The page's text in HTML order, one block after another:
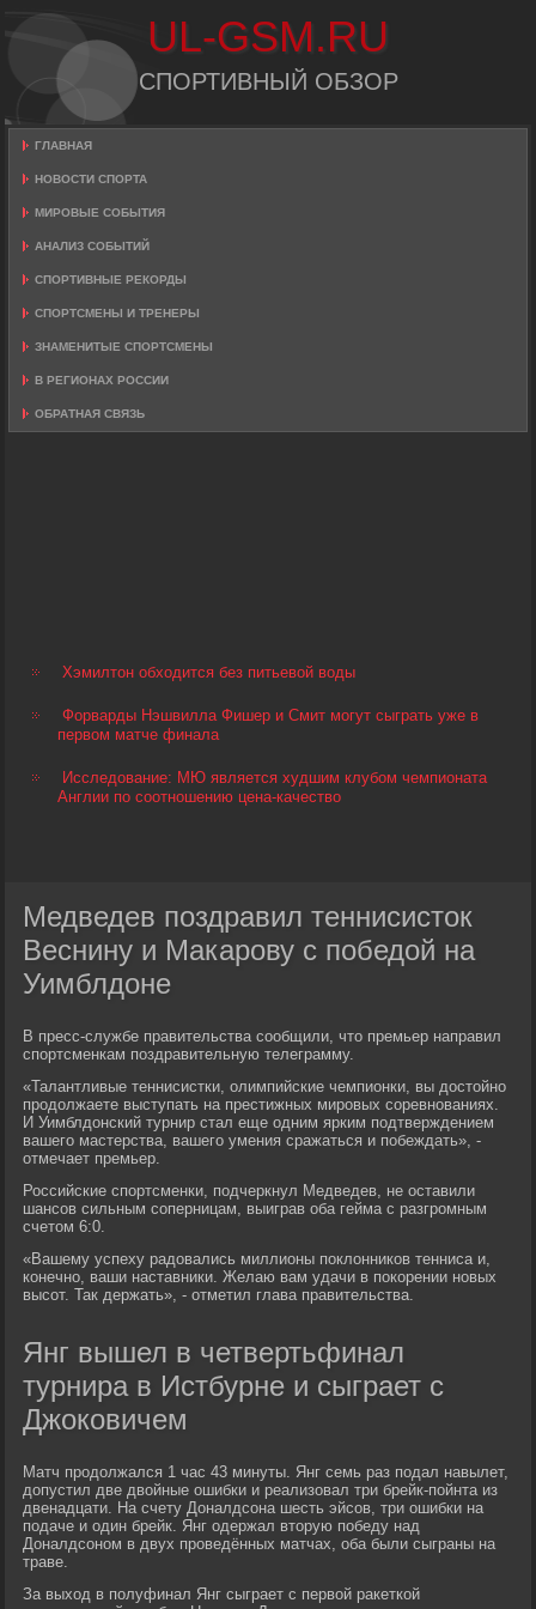
UL-GSM.RU
СПОРТИВНЫЙ ОБЗОР
ГЛАВНАЯ
НОВОСТИ СПОРТА
МИРОВЫЕ СОБЫТИЯ
АНАЛИЗ СОБЫТИЙ
СПОРТИВНЫЕ РЕКОРДЫ
СПОРТСМЕНЫ И ТРЕНЕРЫ
ЗНАМЕНИТЫЕ СПОРТСМЕНЫ
В РЕГИОНАХ РОССИИ
ОБРАТНАЯ СВЯЗЬ
Хэмилтон обходится без питьевой воды
Форварды Нэшвилла Фишер и Смит могут сыграть уже в
первом матче финала
Исследование: МЮ является худшим клубом чемпионата
Англии по соотношению цена-качество
Медведев поздравил теннисисток
Веснину и Макарову с победой на
Уимблдоне
В пресс-службе правительства сообщили, что премьер направил
спортсменкам поздравительную телеграмму.
«Талантливые теннисистки, олимпийские чемпионки, вы достойно
продолжаете выступать на престижных мировых соревнованиях.
И Уимблдонский турнир стал еще одним ярким подтверждением
вашего мастерства, вашего умения сражаться и побеждать», -
отмечает премьер.
Российские спортсменки, подчеркнул Медведев, не оставили
шансов сильным соперницам, выиграв оба гейма с разгромным
счетом 6:0.
«Вашему успеху радовались миллионы поклонников тенниса и,
конечно, ваши наставники. Желаю вам удачи в покорении новых
высот. Так держать», - отметил глава правительства.
Янг вышел в четвертьфинал
турнира в Истбурне и сыграет с
Джоковичем
Матч продолжался 1 час 43 минуты. Янг семь раз подал навылет,
допустил две двойные ошибки и реализовал три брейк-пойнта из
двенадцати. На счету Доналдсона шесть эйсов, три ошибки на
подаче и один брейк. Янг одержал вторую победу над
Доналдсоном в двух проведённых матчах, оба были сыграны на
траве.
За выход в полуфинал Янг сыграет с первой ракеткой